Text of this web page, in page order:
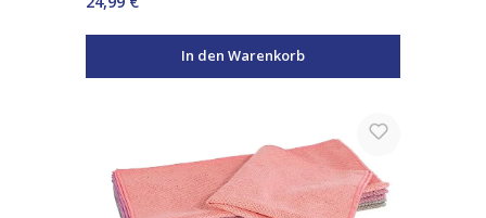
In den Warenkorb